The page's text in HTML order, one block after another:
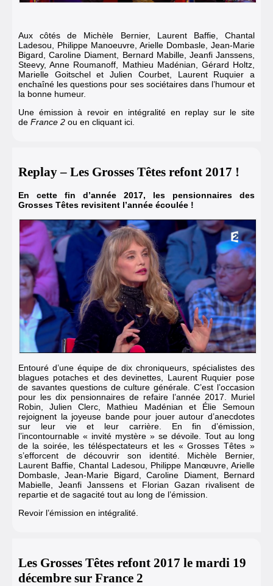
Aux côtés de Michèle Bernier, Laurent Baffie, Chantal
Ladesou, Philippe Manoeuvre, Arielle Dombasle, Jean-Marie
Bigard, Caroline Diament, Bernard Mabille, Jeanfi Janssens,
Steevy, Anne Roumanoff, Mathieu Madénian, Gérard Holtz,
Marielle Goitschel et Julien Courbet, Laurent Ruquier a
enchaîné les questions pour ses sociétaires dans l’humour et
la bonne humeur.
Une émission à revoir en intégralité en replay sur le site
de France 2 ou en cliquant ici.
Replay – Les Grosses Têtes refont 2017 !
En cette fin d’année 2017, les pensionnaires des
Grosses Têtes revisitent l’année écoulée !
Entouré d’une équipe de dix chroniqueurs, spécialistes des
blagues potaches et des devinettes, Laurent Ruquier pose
de savantes questions de culture générale. C’est l’occasion
pour les dix pensionnaires de refaire l’année 2017. Muriel
Robin, Julien Clerc, Mathieu Madénian et Élie Semoun
rejoignent la joyeuse bande pour jouer autour d’anecdotes
sur leur vie et leur carrière. En fin d’émission,
l’incontournable « invité mystère » se dévoile. Tout au long
de la soirée, les téléspectateurs et les « Grosses Têtes »
s’efforcent de découvrir son identité. Michèle Bernier,
Laurent Baffie, Chantal Ladesou, Philippe Manœuvre, Arielle
Dombasle, Jean-Marie Bigard, Caroline Diament, Bernard
Mabielle, Jeanfi Janssens et Florian Gazan rivalisent de
repartie et de sagacité tout au long de l’émission.
Revoir l’émission en intégralité.
Les Grosses Têtes refont 2017 le mardi 19
décembre sur France 2